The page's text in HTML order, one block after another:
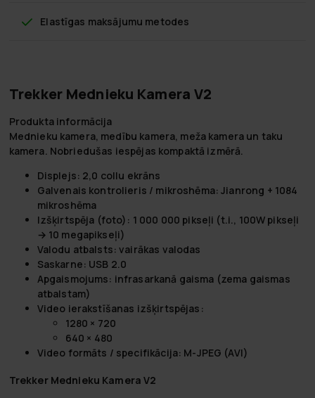
Elastīgas maksājumu metodes
Trekker Mednieku Kamera V2
Produkta informācija
Mednieku kamera, medību kamera, meža kamera un taku
kamera. Nobriedušas iespējas kompaktā izmērā.
Displejs: 2,0 collu ekrāns
Galvenais kontrolieris / mikroshēma: Jianrong + 1084
mikroshēma
Izšķirtspēja (foto): 1 000 000 pikseļi (t.i., 100W pikseļi
→ 10 megapikseļi)
Valodu atbalsts: vairākas valodas
Saskarne: USB 2.0
Apgaismojums: infrasarkanā gaisma (zema gaismas
atbalstam)
Video ierakstīšanas izšķirtspējas:
1280 × 720
640 × 480
Video formāts / specifikācija: M-JPEG (AVI)
Trekker Mednieku Kamera V2